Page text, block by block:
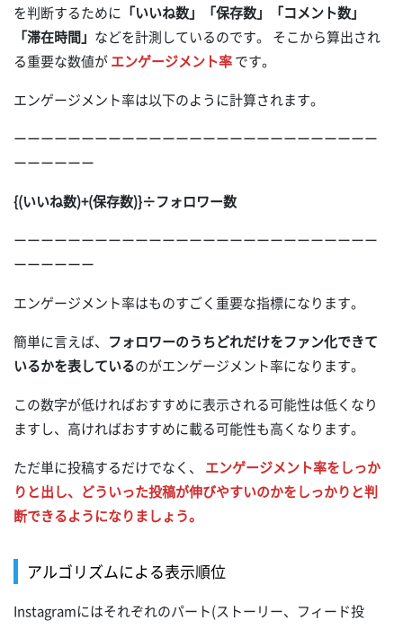
を判断するために 「いいね数」「保存数」「コメント数」
「滞在時間」 などを計測しているのです。 そこから算出され
る重要な数値がエンゲージメント率です。
エンゲージメント率は以下のように計算されます。
ーーーーーーーーーーーーーーーーーーーーーーーーーーー
ーーーーーー
{(いいね数)+(保存数)}÷フォロワー数
ーーーーーーーーーーーーーーーーーーーーーーーーーーー
ーーーーーー
エンゲージメント率はものすごく重要な指標になります。
簡単に言えば、 フォロワーのうちどれだけをファン化できて
いるかを表しているのがエンゲージメント率になります。
この数字が低ければおすすめに表示される可能性は低くなり
ますし、高ければおすすめに載る可能性も高くなります。
ただ単に投稿するだけでなく、
エンゲージメント率をしっか
りと出し、どういった投稿が伸びやすいのかをしっかりと判
断できるようになりましょう。
アルゴリズムによる表示順位
Instagramにはそれぞれのパート(ストーリー、フィード投